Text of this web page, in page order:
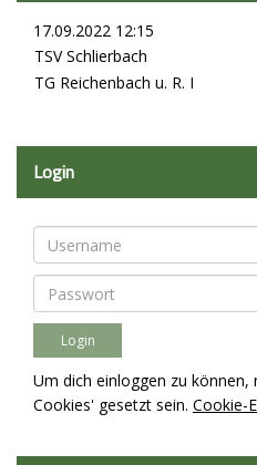
17.09.2022 12:15
TSV Schlierbach
TG Reichenbach u. R. I
Login
Um dich einloggen zu können,
Cookies' gesetzt sein. Cookie-